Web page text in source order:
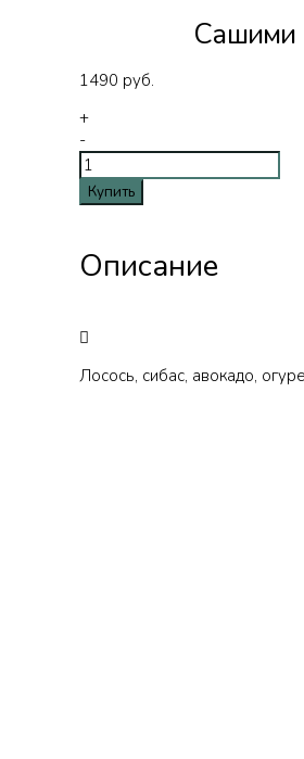
Сашими
1490 руб.
+
-
Купить
Описание
Лосось, сибас, авокадо,